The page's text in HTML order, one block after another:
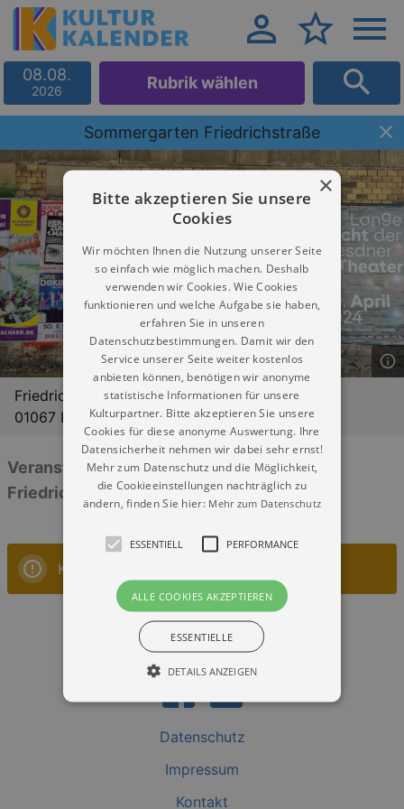
08.08.
2026 Rubrik wählen
Sommergarten Friedrichstraße
Friedrichstraße 38-42
01067 Dresden
Veranstaltungen: „Sommergarten
Friedrichstraße“
Keine Veranstaltungen
Datenschutz
Impressum
Kontakt
×
Bitte akzeptieren Sie unsere
Cookies
Wir möchten Ihnen die Nutzung unserer Seite
so einfach wie möglich machen. Deshalb
verwenden wir Cookies. Wie Cookies
funktionieren und welche Aufgabe sie haben,
erfahren Sie in unseren
Datenschutzbestimmungen. Damit wir den
Service unserer Seite weiter kostenlos
anbieten können, benötigen wir anonyme
statistische Informationen für unsere
Kulturpartner. Bitte akzeptieren Sie unsere
Cookies für diese anonyme Auswertung. Ihre
Datensicherheit nehmen wir dabei sehr ernst!
Mehr zum Datenschutz und die Möglichkeit,
die Cookieeinstellungen nachträglich zu
ändern, finden Sie hier: Mehr zum Datenschutz
ESSENTIELL PERFORMANCE
ALLE COOKIES AKZEPTIEREN
ESSENTIELLE
DETAILS ANZEIGEN
Essentiell Performance
Essentielle Cookies werden für die
gebraucht. Zum Beispiel für das Login in Ihren